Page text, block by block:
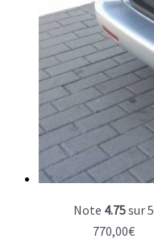
Note 4.75sur 5
770,00€